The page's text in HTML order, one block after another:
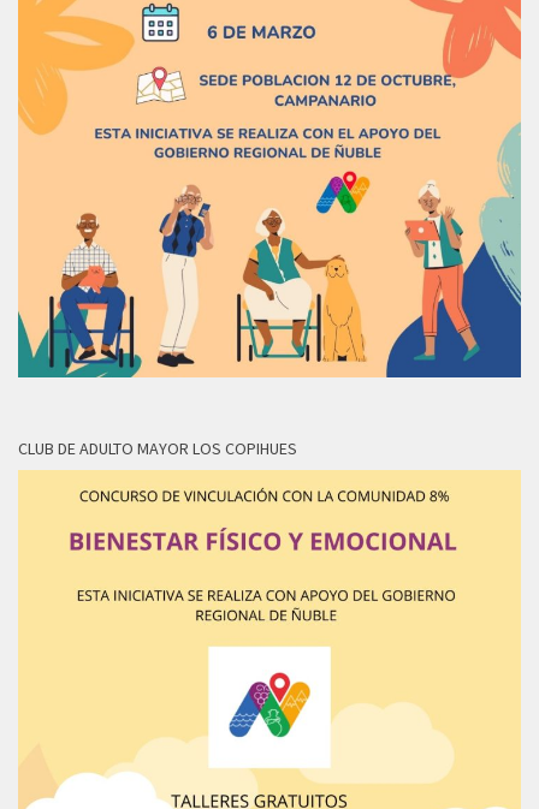
CLUB DE ADULTO MAYOR LOS COPIHUES